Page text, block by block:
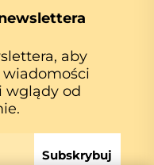
aby
wglądy od
Subskrybuj